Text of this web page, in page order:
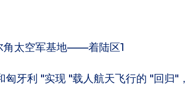
角太空军基地——着陆区1
牙利 "实现 "载人航天飞行的 "回归"